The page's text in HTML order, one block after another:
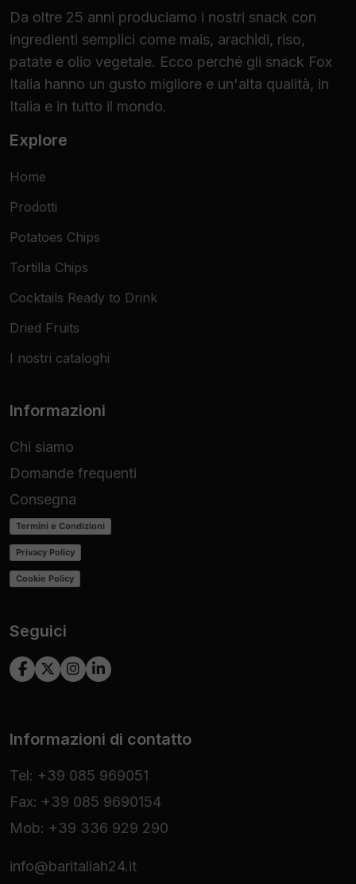
Da oltre 25 anni produciamo i nostri snack con
ingredienti semplici come mais, arachidi, riso,
patate e olio vegetale. Ecco perché gli snack Fox
Italia hanno un gusto migliore e un'alta qualità, in
Italia e in tutto il mondo.
Explore
Home
Prodotti
Potatoes Chips
Tortilla Chips
Cocktails Ready to Drink
Dried Fruits
I nostri cataloghi
Informazioni
Chi siamo
Domande frequenti
Consegna
Termini e Condizioni
Privacy Policy
Cookie Policy
Seguici
Informazioni di contatto
Tel: +39 085 969051
Fax: +39 085 9690154
Mob: +39 336 929 290
info@baritaliah24.it